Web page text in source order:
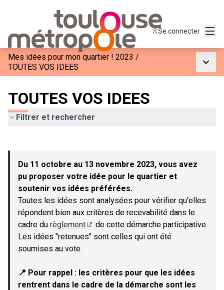
Se connecter
Mes idées pour mon quartier ! 2023 /
TOUTES VOS IDEES
TOUTES VOS IDEES
Filtrer et rechercher
−
Du 11 octobre au 13 novembre 2023, vous avez
pu proposer votre idée pour le quartier et
soutenir vos idées préférées.
Toutes les idées sont analysées pour vérifier qu'elles
répondent bien aux critères de recevabilité dans le
cadre du règlement
(Lien externe)
de cette démarche participative.
Les idées "retenues" sont celles qui ont été
soumises au vote.
📍 Pour rappel : les critères pour que les idées
rentrent dans le cadre de la démarche sont les